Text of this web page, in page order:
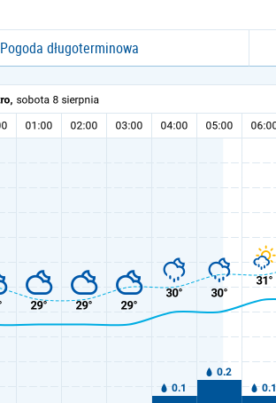
Pogoda długoterminowa